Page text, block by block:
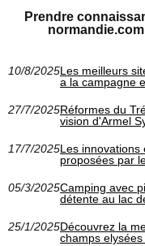
Prendre
10/8/2025Les meilleurs
a la campagne
27/7/2025Réformes du
vision d'Armel
17/7/2025Les innovations
proposées par
05/3/2025Camping avec
détente au lac
25/1/2025Découvrez la
champs